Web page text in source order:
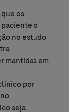
os
o
no estudo
mantidas em
por
seja